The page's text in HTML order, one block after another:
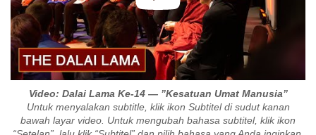
Video: Dalai Lama Ke-14 — ”Kesatuan Umat Manusia”
Untuk menyalakan subtitle, klik ikon Subtitel di sudut kanan
bawah layar video. Untuk mengubah bahasa subtitel, klik ikon